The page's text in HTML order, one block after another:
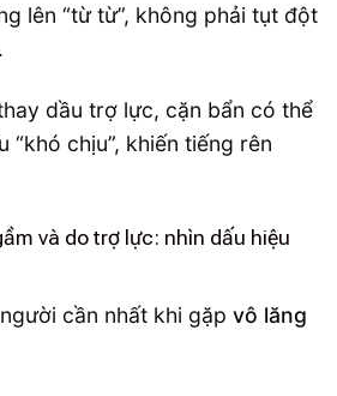
lên “từ từ”, không phải tụt đột
dầu trợ lực, cặn bẩn có thể
“khó chịu”, khiến tiếng rên
và do trợ lực: nhìn dấu hiệu
cần nhất khi gặp vô lăng